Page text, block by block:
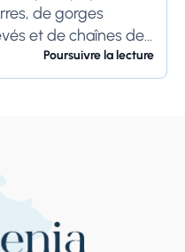
de gorges
et de chaînes de
toujours été à
Poursuivre la lecture